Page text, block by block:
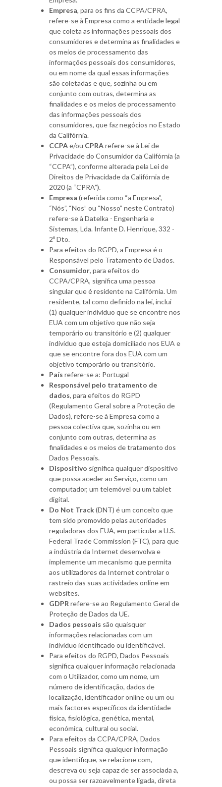
Empresa, para os fins da CCPA/CPRA,
refere-se à Empresa como a entidade legal
que coleta as informações pessoais dos
consumidores e determina as finalidades e
os meios de processamento das
informações pessoais dos consumidores,
ou em nome da qual essas informações
são coletadas e que, sozinha ou em
conjunto com outras, determina as
finalidades e os meios de processamento
das informações pessoais dos
consumidores, que faz negócios no Estado
da Califórnia.
CCPAe/ou CPRArefere-se à Lei de
Privacidade do Consumidor da Califórnia (a
“CCPA”), conforme alterada pela Lei de
Direitos de Privacidade da Califórnia de
2020 (a “CPRA”).
Empresa (referida como “a Empresa”,
“Nós”, “Nos” ou “Nosso” neste Contrato)
refere-se à Datelka - Engenharia e
Sistemas, Lda. Infante D. Henrique, 332 -
2º Dto.
Para efeitos do RGPD, a Empresa é o
Responsável pelo Tratamento de Dados.
Consumidor, para efeitos do
CCPA/CPRA, significa uma pessoa
singular que é residente na Califórnia. Um
residente, tal como definido na lei, inclui
(1) qualquer indivíduo que se encontre nos
EUA com um objetivo que não seja
temporário ou transitório e (2) qualquer
indivíduo que esteja domiciliado nos EUA e
que se encontre fora dos EUA com um
objetivo temporário ou transitório.
País refere-se a: Portugal
Responsável pelo tratamento de
dados, para efeitos do RGPD
(Regulamento Geral sobre a Proteção de
Dados), refere-se à Empresa como a
pessoa colectiva que, sozinha ou em
conjunto com outras, determina as
finalidades e os meios de tratamento dos
Dados Pessoais.
Dispositivo significa qualquer dispositivo
que possa aceder ao Serviço, como um
computador, um telemóvel ou um tablet
digital.
Do Not Track(DNT) é um conceito que
tem sido promovido pelas autoridades
reguladoras dos EUA, em particular a U.S.
Federal Trade Commission (FTC), para que
a indústria da Internet desenvolva e
implemente um mecanismo que permita
aos utilizadores da Internet controlar o
rastreio das suas actividades online em
websites.
GDPR refere-se ao Regulamento Geral de
Proteção de Dados da UE.
Dados pessoais são quaisquer
informações relacionadas com um
indivíduo identificado ou identificável.
Para efeitos do RGPD, Dados Pessoais
significa qualquer informação relacionada
com o Utilizador, como um nome, um
número de identificação, dados de
localização, identificador online ou um ou
mais factores específicos da identidade
física, fisiológica, genética, mental,
económica, cultural ou social.
Para efeitos da CCPA/CPRA, Dados
Pessoais significa qualquer informação
que identifique, se relacione com,
descreva ou seja capaz de ser associada a,
ou possa ser razoavelmente ligada, direta